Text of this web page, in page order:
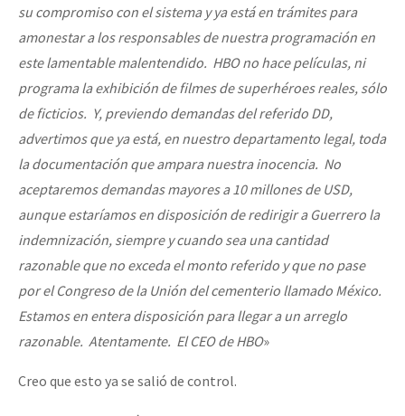
su compromiso con el sistema y ya está en trámites para
amonestar a los responsables de nuestra programación en
este lamentable malentendido. HBO no hace películas, ni
programa la exhibición de filmes de superhéroes reales, sólo
de ficticios. Y, previendo demandas del referido DD,
advertimos que ya está, en nuestro departamento legal, toda
la documentación que ampara nuestra inocencia. No
aceptaremos demandas mayores a 10 millones de USD,
aunque estaríamos en disposición de redirigir a Guerrero la
indemnización, siempre y cuando sea una cantidad
razonable que no exceda el monto referido y que no pase
por el Congreso de la Unión del cementerio llamado México.
Estamos en entera disposición para llegar a un arreglo
razonable. Atentamente. El CEO de HBO»
Creo que esto ya se salió de control.